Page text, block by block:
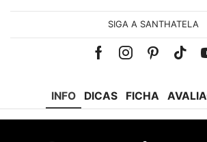
SIGA A SANTHATELA
Facebook
InstagramTik-
INFO DICAS FICHA